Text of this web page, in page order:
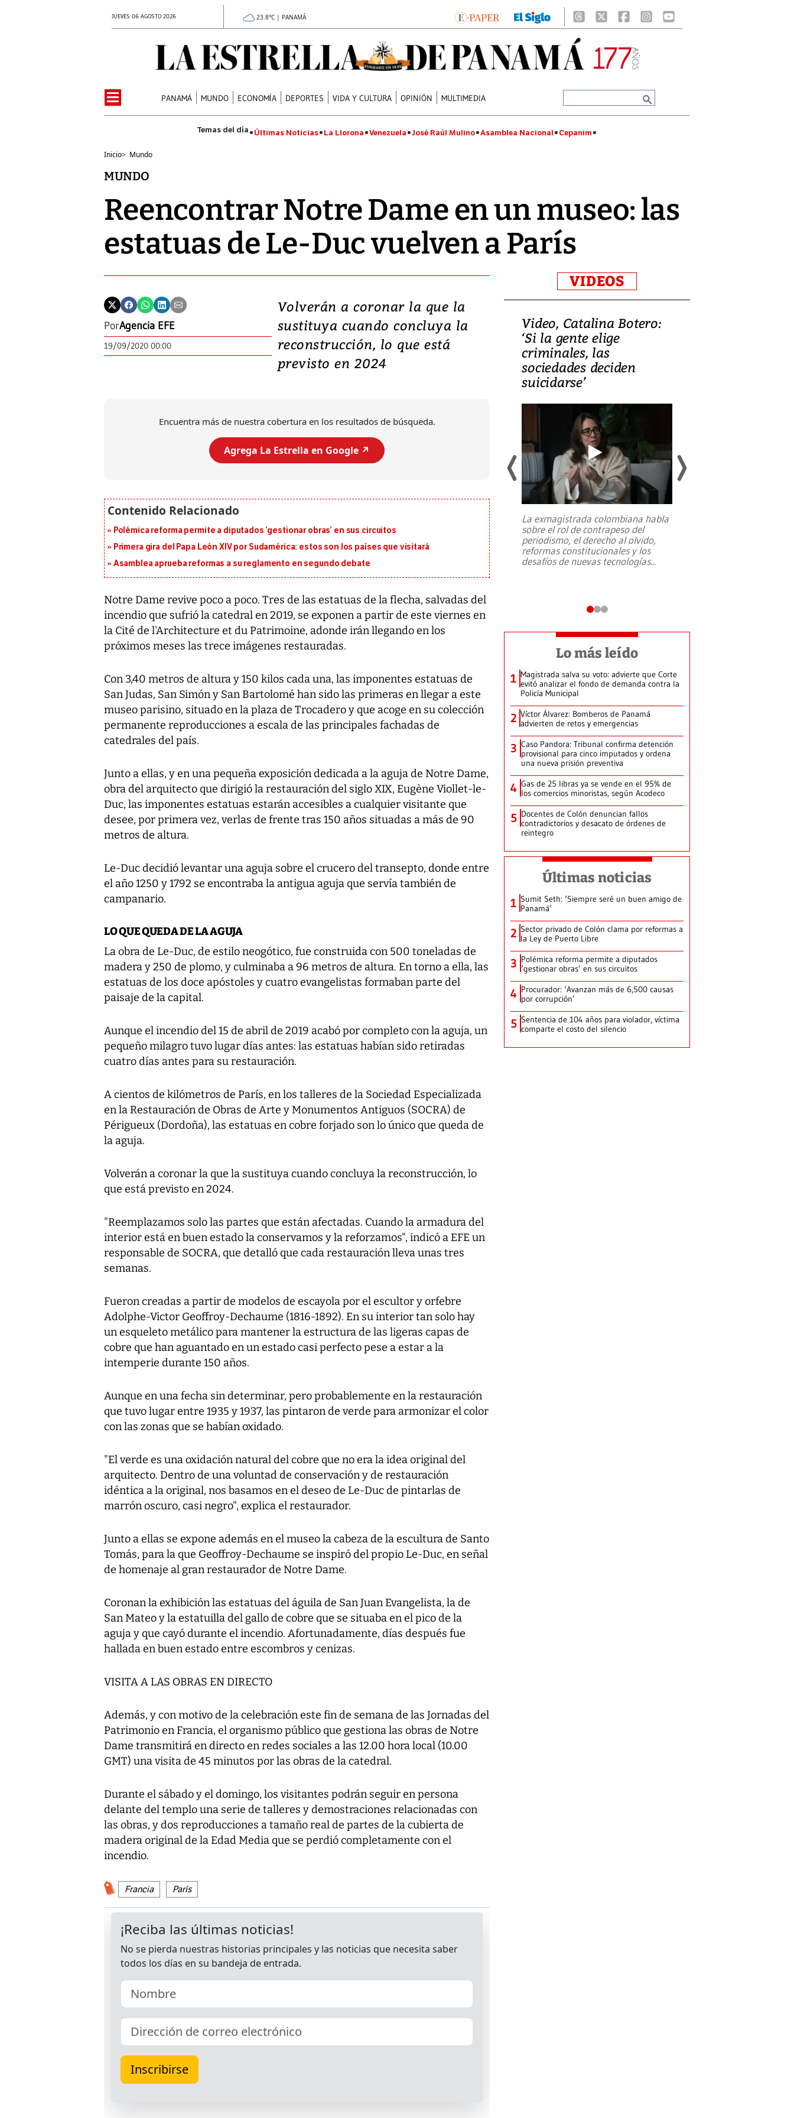
JUEVES 06 AGOSTO 2026 23.8°C | PANAMÁ
PANAMÁ MUNDO ECONOMÍA DEPORTES VIDA Y CULTURA OPINIÓN MULTIMEDIA
Últimas Noticias La Llorona Venezuela José Raúl Mulino Asamblea Nacional Cepanim
Inicio> Mundo
MUNDO
Reencontrar Notre Dame en un museo: las
estatuas de Le-Duc vuelven a París
PorAgencia EFE
19/09/2020 00:00
Volverán a coronar la que la
sustituya cuando concluya la
reconstrucción, lo que está
previsto en 2024
Encuentra más de nuestra cobertura en los resultados de búsqueda.
Agrega La Estrella en Google ↗️
Polémica reforma permite a diputados ‘gestionar obras’ en sus circuitos
Primera gira del Papa León XIV por Sudamérica: estos son los países que visitará
Asamblea aprueba reformas a su reglamento en segundo debate
Notre Dame revive poco a poco. Tres de las estatuas de la flecha, salvadas del
incendio que sufrió la catedral en 2019, se exponen a partir de este viernes en
la Cité de l'Architecture et du Patrimoine, adonde irán llegando en los
próximos meses las trece imágenes restauradas.
Con 3,40 metros de altura y 150 kilos cada una, las imponentes estatuas de
San Judas, San Simón y San Bartolomé han sido las primeras en llegar a este
museo parisino, situado en la plaza de Trocadero y que acoge en su colección
permanente reproducciones a escala de las principales fachadas de
catedrales del país.
Junto a ellas, y en una pequeña exposición dedicada a la aguja de Notre Dame,
obra del arquitecto que dirigió la restauración del siglo XIX, Eugène Viollet-le-
Duc, las imponentes estatuas estarán accesibles a cualquier visitante que
desee, por primera vez, verlas de frente tras 150 años situadas a más de 90
metros de altura.
Le-Duc decidió levantar una aguja sobre el crucero del transepto, donde entre
el año 1250 y 1792 se encontraba la antigua aguja que servía también de
campanario.
LO QUE QUEDA DE LA AGUJA
La obra de Le-Duc, de estilo neogótico, fue construida con 500 toneladas de
madera y 250 de plomo, y culminaba a 96 metros de altura. En torno a ella, las
estatuas de los doce apóstoles y cuatro evangelistas formaban parte del
paisaje de la capital.
Aunque el incendio del 15 de abril de 2019 acabó por completo con la aguja, un
pequeño milagro tuvo lugar días antes: las estatuas habían sido retiradas
cuatro días antes para su restauración.
A cientos de kilómetros de París, en los talleres de la Sociedad Especializada
en la Restauración de Obras de Arte y Monumentos Antiguos (SOCRA) de
Périgueux (Dordoña), las estatuas en cobre forjado son lo único que queda de
la aguja.
Volverán a coronar la que la sustituya cuando concluya la reconstrucción, lo
que está previsto en 2024.
"Reemplazamos solo las partes que están afectadas. Cuando la armadura del
interior está en buen estado la conservamos y la reforzamos", indicó a EFE un
responsable de SOCRA, que detalló que cada restauración lleva unas tres
semanas.
Fueron creadas a partir de modelos de escayola por el escultor y orfebre
Adolphe-Victor Geoffroy-Dechaume (1816-1892). En su interior tan solo hay
un esqueleto metálico para mantener la estructura de las ligeras capas de
cobre que han aguantado en un estado casi perfecto pese a estar a la
intemperie durante 150 años.
Aunque en una fecha sin determinar, pero probablemente en la restauración
que tuvo lugar entre 1935 y 1937, las pintaron de verde para armonizar el color
con las zonas que se habían oxidado.
"El verde es una oxidación natural del cobre que no era la idea original del
arquitecto. Dentro de una voluntad de conservación y de restauración
idéntica a la original, nos basamos en el deseo de Le-Duc de pintarlas de
marrón oscuro, casi negro", explica el restaurador.
Junto a ellas se expone además en el museo la cabeza de la escultura de Santo
Tomás, para la que Geoffroy-Dechaume se inspiró del propio Le-Duc, en señal
de homenaje al gran restaurador de Notre Dame.
Coronan la exhibición las estatuas del águila de San Juan Evangelista, la de
San Mateo y la estatuilla del gallo de cobre que se situaba en el pico de la
aguja y que cayó durante el incendio. Afortunadamente, días después fue
hallada en buen estado entre escombros y cenizas.
VISITA A LAS OBRAS EN DIRECTO
Además, y con motivo de la celebración este fin de semana de las Jornadas del
Patrimonio en Francia, el organismo público que gestiona las obras de Notre
Dame transmitirá en directo en redes sociales a las 12.00 hora local (10.00
GMT) una visita de 45 minutos por las obras de la catedral.
Durante el sábado y el domingo, los visitantes podrán seguir en persona
delante del templo una serie de talleres y demostraciones relacionadas con
las obras, y dos reproducciones a tamaño real de partes de la cubierta de
madera original de la Edad Media que se perdió completamente con el
incendio.
Francia París
VIDEOS
Video, Japón: Terremoto
deja heridos y graves
daños en Kumamoto
7,1 se registró este martes 28 de
emergencia de gran
Video, Catalina Botero:
‘Si la gente elige
criminales, las
sociedades deciden
suicidarse’
La exmagistrada colombiana habla
sobre el rol de contrapeso del
periodismo, el derecho al olvido,
reformas constitucionales y los
desafíos de nuevas tecnologías...
Lo más leído
1 Magistrada salva su voto: advierte que Corte
evitó analizar el fondo de demanda contra la
Policía Municipal
2 Víctor Álvarez: Bomberos de Panamá
advierten de retos y emergencias
3 Caso Pandora: Tribunal confirma detención
provisional para cinco imputados y ordena
una nueva prisión preventiva
4 Gas de 25 libras ya se vende en el 95% de
los comercios minoristas, según Acodeco
5 Docentes de Colón denuncian fallos
contradictorios y desacato de órdenes de
reintegro
Últimas noticias
1 Sumit Seth: ‘Siempre seré un buen amigo de
Panamá’
2 Sector privado de Colón clama por reformas a
la Ley de Puerto Libre
3 Polémica reforma permite a diputados
‘gestionar obras’ en sus circuitos
4 Procurador: ‘Avanzan más de 6,500 causas
por corrupción’
5 Sentencia de 104 años para violador, víctima
comparte el costo del silencio